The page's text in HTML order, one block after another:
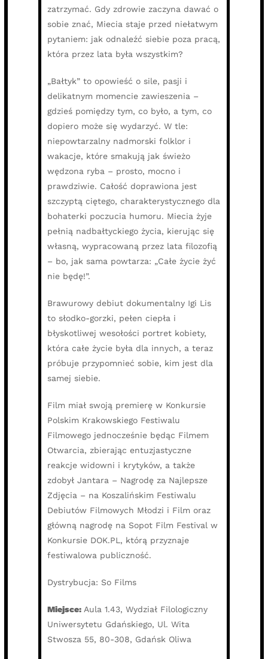
zatrzymać. Gdy zdrowie zaczyna dawać o
sobie znać, Miecia staje przed niełatwym
pytaniem: jak odnaleźć siebie poza pracą,
która przez lata była wszystkim?
„Bałtyk” to opowieść o sile, pasji i
delikatnym momencie zawieszenia –
gdzieś pomiędzy tym, co było, a tym, co
dopiero może się wydarzyć. W tle:
niepowtarzalny nadmorski folklor i
wakacje, które smakują jak świeżo
wędzona ryba – prosto, mocno i
prawdziwie. Całość doprawiona jest
szczyptą ciętego, charakterystycznego dla
bohaterki poczucia humoru. Miecia żyje
pełnią nadbałtyckiego życia, kierując się
własną, wypracowaną przez lata filozofią
– bo, jak sama powtarza: „Całe życie żyć
nie będę!”.
Brawurowy debiut dokumentalny Igi Lis
to słodko-gorzki, pełen ciepła i
błyskotliwej wesołości portret kobiety,
która całe życie była dla innych, a teraz
próbuje przypomnieć sobie, kim jest dla
samej siebie.
Film miał swoją premierę w Konkursie
Polskim Krakowskiego Festiwalu
Filmowego jednocześnie będąc Filmem
Otwarcia, zbierając entuzjastyczne
reakcje widowni i krytyków, a także
zdobył Jantara – Nagrodę za Najlepsze
Zdjęcia – na Koszalińskim Festiwalu
Debiutów Filmowych Młodzi i Film oraz
główną nagrodę na Sopot Film Festival w
Konkursie DOK.PL, którą przyznaje
festiwalowa publiczność.
Dystrybucja: So Films
Miejsce: Aula 1.43, Wydział Filologiczny
Uniwersytetu Gdańskiego, Ul. Wita
Stwosza 55, 80-308, Gdańsk Oliwa